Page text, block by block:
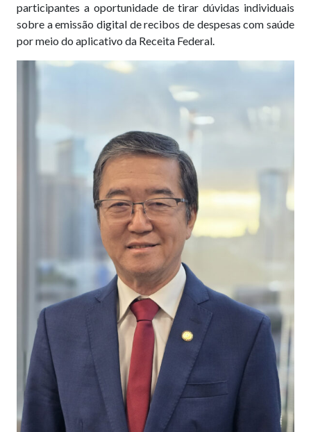
participantes a oportunidade de tirar dúvidas individuais
sobre a emissão digital de recibos de despesas com saúde
por meio do aplicativo da Receita Federal.